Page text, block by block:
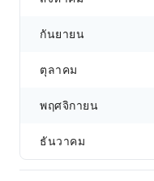
กันยายน
ตุลาคม
พฤศจิกายน
ธันวาคม